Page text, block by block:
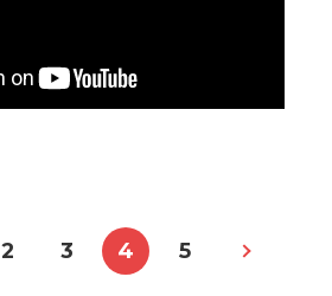
2 3 4 5